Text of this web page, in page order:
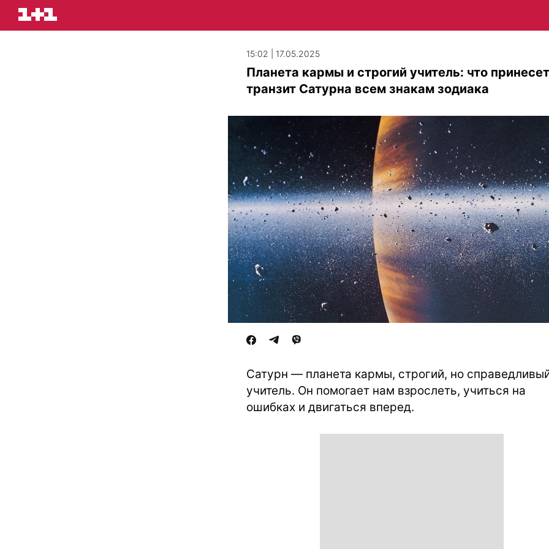
15:02 | 17.05.2025
Планета кармы и строгий учитель: что принесет
транзит Сатурна всем знакам зодиака
Сатурн — планета кармы, строгий, но
учитель. Он помогает нам взрослеть, учиться на
ошибках и двигаться вперед.